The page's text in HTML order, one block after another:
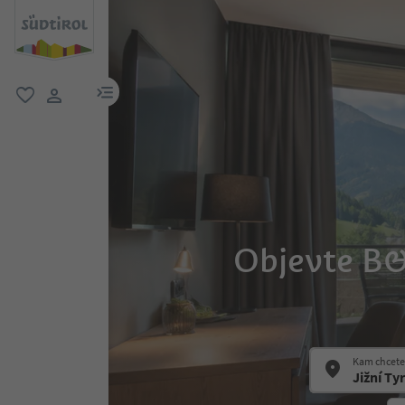
odkaz na menu
Objevte
Kam